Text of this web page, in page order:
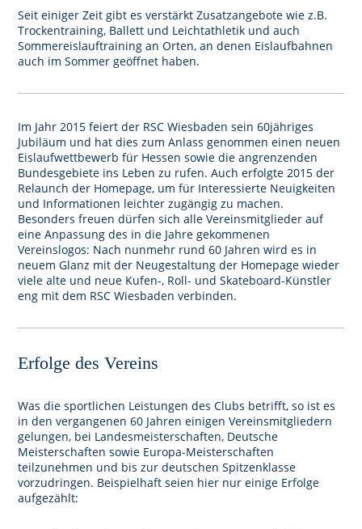
Seit einiger Zeit gibt es verstärkt Zusatzangebote wie z.B.
Trockentraining, Ballett und Leichtathletik und auch
Sommereislauftraining an Orten, an denen Eislaufbahnen
auch im Sommer geöffnet haben.
Im Jahr 2015 feiert der RSC Wiesbaden sein 60jähriges
Jubiläum und hat dies zum Anlass genommen einen neuen
Eislaufwettbewerb für Hessen sowie die angrenzenden
Bundesgebiete ins Leben zu rufen. Auch erfolgte 2015 der
Relaunch der Homepage, um für Interessierte Neuigkeiten
und Informationen leichter zugängig zu machen.
Besonders freuen dürfen sich alle Vereinsmitglieder auf
eine Anpassung des in die Jahre gekommenen
Vereinslogos: Nach nunmehr rund 60 Jahren wird es in
neuem Glanz mit der Neugestaltung der Homepage wieder
viele alte und neue Kufen-, Roll- und Skateboard-Künstler
eng mit dem RSC Wiesbaden verbinden.
Erfolge des Vereins
Was die sportlichen Leistungen des Clubs betrifft, so ist es
in den vergangenen 60 Jahren einigen Vereinsmitgliedern
gelungen, bei Landesmeisterschaften, Deutsche
Meisterschaften sowie Europa-Meisterschaften
teilzunehmen und bis zur deutschen Spitzenklasse
vorzudringen. Beispielhaft seien hier nur einige Erfolge
aufgezählt: